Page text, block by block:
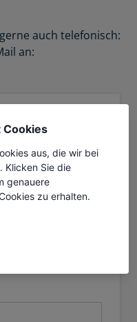
auch telefonisch:
an:
Cookies
aus, die wir bei
Klicken Sie die
genauere
zu erhalten.